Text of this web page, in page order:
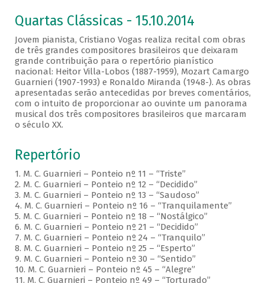
Quartas Clássicas - 15.10.2014
Jovem pianista, Cristiano Vogas realiza recital com obras
de três grandes compositores brasileiros que deixaram
grande contribuição para o repertório pianístico
nacional: Heitor Villa-Lobos (1887-1959), Mozart Camargo
Guarnieri (1907-1993) e Ronaldo Miranda (1948-). As obras
apresentadas serão antecedidas por breves comentários,
com o intuito de proporcionar ao ouvinte um panorama
musical dos três compositores brasileiros que marcaram
o século XX.
Repertório
1. M. C. Guarnieri – Ponteio nº 11 – “Triste”
2. M. C. Guarnieri – Ponteio nº 12 – “Decidido”
3. M. C. Guarnieri – Ponteio nº 13 – “Saudoso”
4. M. C. Guarnieri – Ponteio nº 16 – “Tranquilamente”
5. M. C. Guarnieri – Ponteio nº 18 – “Nostálgico”
6. M. C. Guarnieri – Ponteio nº 21 – “Decidido”
7. M. C. Guarnieri – Ponteio nº 24 – “Tranquilo”
8. M. C. Guarnieri – Ponteio nº 25 – “Esperto”
9. M. C. Guarnieri – Ponteio nº 30 – “Sentido”
10. M. C. Guarnieri – Ponteio nº 45 – “Alegre”
11. M. C. Guarnieri – Ponteio nº 49 – “Torturado”